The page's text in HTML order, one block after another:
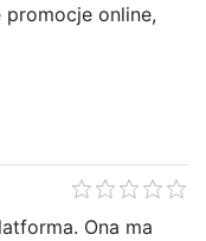
online,
Ona ma